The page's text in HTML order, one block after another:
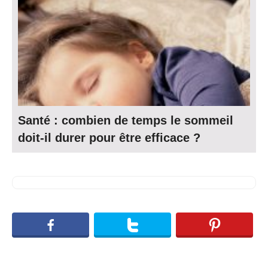
Santé : combien de temps le sommeil
doit-il durer pour être efficace ?